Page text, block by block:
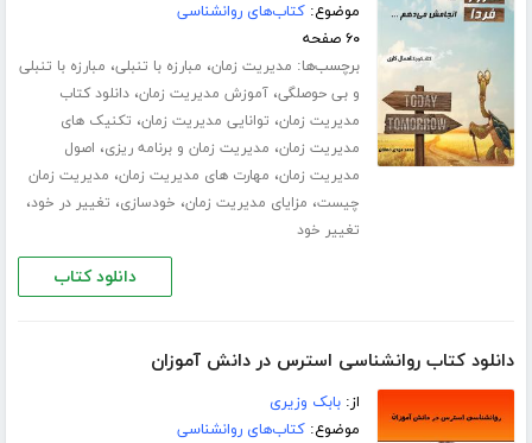
موضوع:کتاب‌های روانشناسی
۶۰ صفحه
برچسب‌ها: مدیریت زمان، مبارزه با تنبلی، مبارزه با تنبلی
و بی حوصلگی،آموزش مدیریت زمان،دانلود کتاب
مدیریت زمان، توانایی مدیریت زمان، تکنیک های
مدیریت زمان، مدیریت زمان و برنامه ریزی، اصول
مدیریت زمان، مهارت های مدیریت زمان، مدیریت زمان
چیست، مزایای مدیریت زمان، خودسازی، تغییر در خود،
تغییر خود
دانلود کتاب
دانلود کتاب روانشناسی استرس در دانش آموزان
از:بابک وزیری
موضوع:کتاب‌های روانشناسی